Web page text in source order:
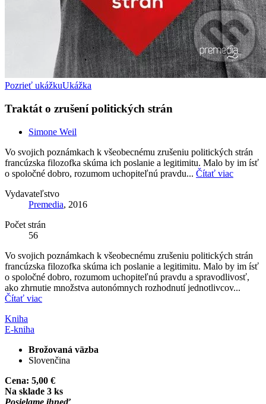
Pozrieť ukážkuUkážka
Traktát o zrušení politických strán
Simone Weil
Vo svojich poznámkach k všeobecnému zrušeniu politických strán
francúzska filozofka skúma ich poslanie a legitimitu. Malo by im ísť
o spoločné dobro, rozumom uchopiteľnú pravdu... Čítať viac
Vydavateľstvo
Premedia, 2016
Počet strán
56
Vo svojich poznámkach k všeobecnému zrušeniu politických strán
francúzska filozofka skúma ich poslanie a legitimitu. Malo by im ísť
o spoločné dobro, rozumom uchopiteľnú pravdu a spravodlivosť,
ako zhrnutie množstva autonómnych rozhodnutí jednotlivcov...
Čítať viac
Kniha
E-kniha
Brožovaná väzba
Slovenčina
Cena: 5,00 €
Na sklade 3 ks
Posielame ihneď